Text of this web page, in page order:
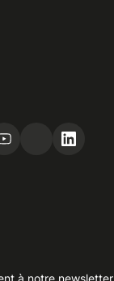
à notre newsletter